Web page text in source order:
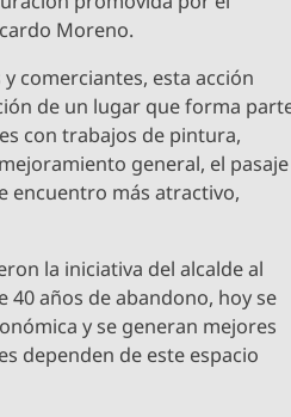
Moreno.
comerciantes, esta acción
de un lugar que forma
con trabajos de pintura,
general, el pasaje
encuentro más atractivo,
la iniciativa del alcalde al
40 años de abandono, hoy se
y se generan mejores
dependen de este espacio